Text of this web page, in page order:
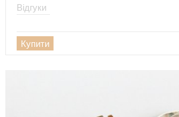
Відгуки
Купити